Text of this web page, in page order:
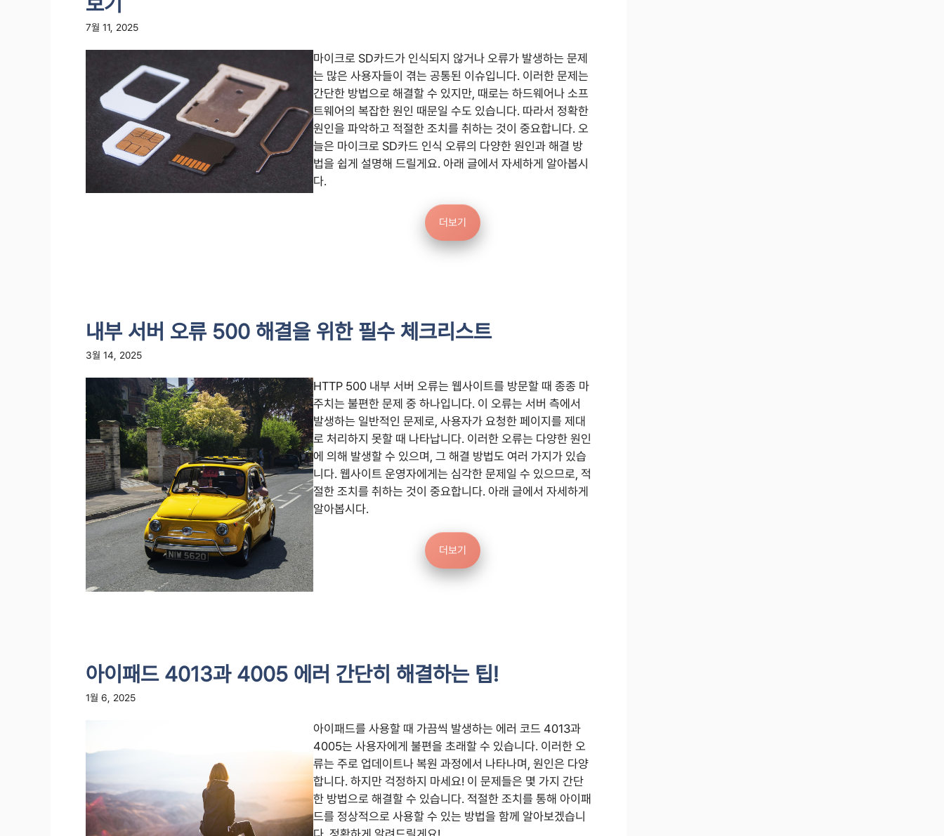
7월 11, 2025
마이크로 SD카드가 인식되지 않거나 오류가 발생하는 문제
는 많은 사용자들이 겪는 공통된 이슈입니다. 이러한 문제는
간단한 방법으로 해결할 수 있지만, 때로는 하드웨어나 소프
트웨어의 복잡한 원인 때문일 수도 있습니다. 따라서 정확한
원인을 파악하고 적절한 조치를 취하는 것이 중요합니다. 오
늘은 마이크로 SD카드 인식 오류의 다양한 원인과 해결 방
법을 쉽게 설명해 드릴게요. 아래 글에서 자세하게 알아봅시
다.
더보기
내부 서버 오류 500 해결을 위한 필수 체크리스트
3월 14, 2025
HTTP 500 내부 서버 오류는 웹사이트를 방문할 때 종종 마
주치는 불편한 문제 중 하나입니다. 이 오류는 서버 측에서
발생하는 일반적인 문제로, 사용자가 요청한 페이지를 제대
로 처리하지 못할 때 나타납니다. 이러한 오류는 다양한 원인
에 의해 발생할 수 있으며, 그 해결 방법도 여러 가지가 있습
니다. 웹사이트 운영자에게는 심각한 문제일 수 있으므로, 적
절한 조치를 취하는 것이 중요합니다. 아래 글에서 자세하게
알아봅시다.
더보기
아이패드 4013과 4005 에러 간단히 해결하는 팁!
1월 6, 2025
아이패드를 사용할 때 가끔씩 발생하는 에러 코드 4013과
4005는 사용자에게 불편을 초래할 수 있습니다. 이러한 오
류는 주로 업데이트나 복원 과정에서 나타나며, 원인은 다양
합니다. 하지만 걱정하지 마세요! 이 문제들은 몇 가지 간단
한 방법으로 해결할 수 있습니다. 적절한 조치를 통해 아이패
드를 정상적으로 사용할 수 있는 방법을 함께 알아보겠습니